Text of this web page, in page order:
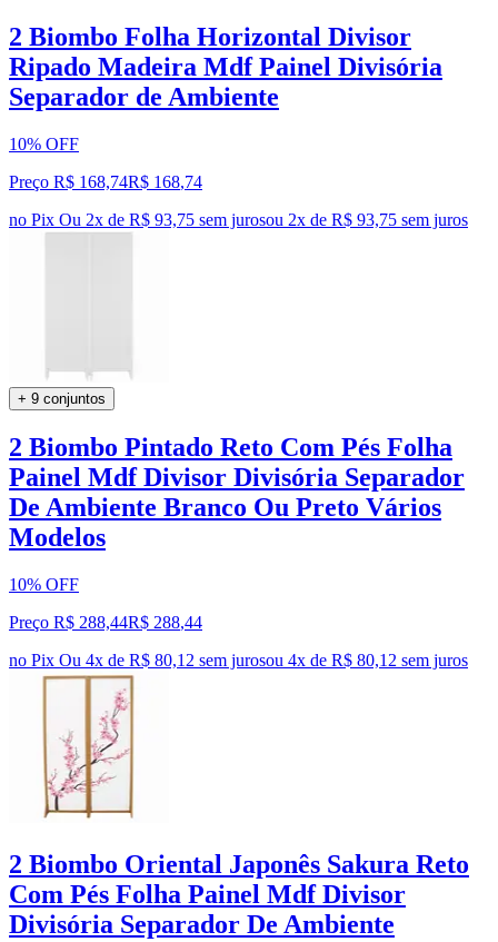
2 Biombo Folha Horizontal Divisor
Ripado Madeira Mdf Painel Divisória
Separador de Ambiente
10% OFF
Preço R$ 168,74R$ 168,74
no Pix Ou 2x de R$ 93,75 sem jurosou 2x de R$ 93,75 sem juros
+ 9 conjuntos
2 Biombo Pintado Reto Com Pés Folha
Painel Mdf Divisor Divisória Separador
De Ambiente Branco Ou Preto Vários
Modelos
10% OFF
Preço R$ 288,44R$ 288,44
no Pix Ou 4x de R$ 80,12 sem jurosou 4x de R$ 80,12 sem juros
2 Biombo Oriental Japonês Sakura Reto
Com Pés Folha Painel Mdf Divisor
Divisória Separador De Ambiente